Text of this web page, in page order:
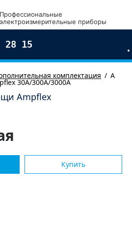
Профессиональные
электроизмерительные приборы
28 15
комплектация A
30A/300A/3000A
Ampflex
Купить
заказа